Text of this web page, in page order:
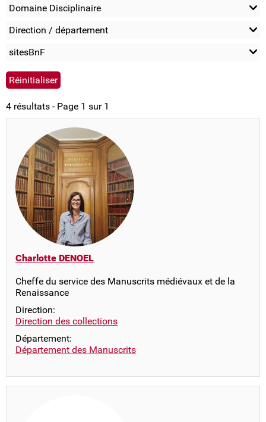
Domaine Disciplinaire
Direction / département
sitesBnF
4 résultats - Page 1 sur 1
Charlotte DENOEL
Cheffe du service des Manuscrits médiévaux et de la
Renaissance
Direction:
Direction des collections
Département:
Département des Manuscrits